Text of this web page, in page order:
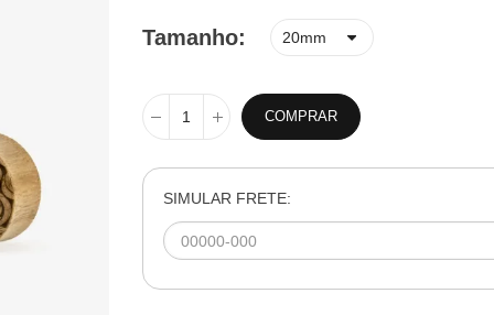
Tamanho
COMPRAR
SIMULAR FRETE: